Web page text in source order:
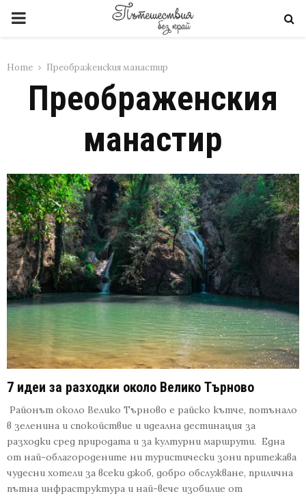
PRIMARY
Home Преображенския манастир
Преображенския
манастир
7 идеи за разходки около Велико Търново
Районът около Велико Търново е райско кътче, потънало
в зеленина и спокойствие и идеална дестинация за
разходки сред природата и за културни маршрути. Една
от най-облагородените ни туристически зони притежава
чудесни хотели за всеки джоб, добро обслужване, прилична
пътна инфраструктура и най-вече изобилие от